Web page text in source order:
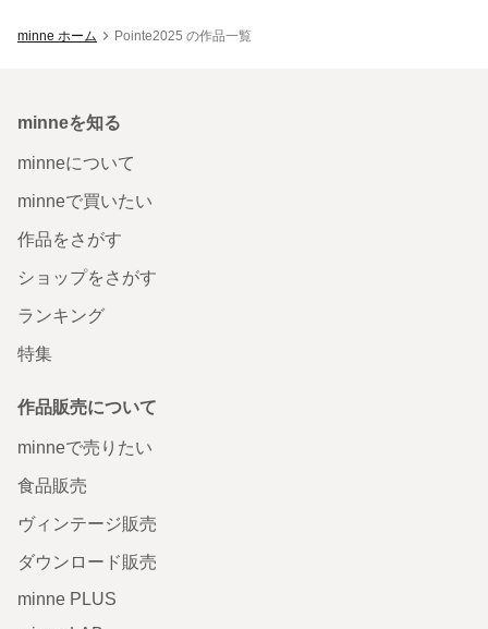
minne ホーム Pointe2025 の作品一覧
minneを知る
minneについて
minneで買いたい
作品をさがす
ショップをさがす
ランキング
特集
作品販売について
minneで売りたい
食品販売
ヴィンテージ販売
ダウンロード販売
minne PLUS